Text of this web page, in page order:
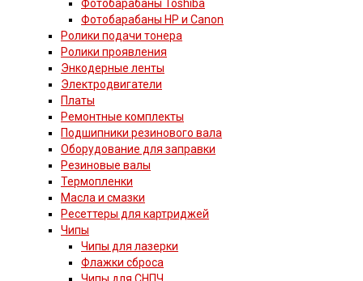
Фотобарабаны Toshiba
Фотобарабаны HP и Canon
Ролики подачи тонера
Ролики проявления
Энкодерные ленты
Электродвигатели
Платы
Ремонтные комплекты
Подшипники резинового вала
Оборудование для заправки
Резиновые валы
Термопленки
Масла и смазки
Ресеттеры для картриджей
Чипы
Чипы для лазерки
Флажки сброса